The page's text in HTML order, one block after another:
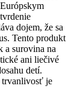
dojem, že sa
Tento produkt
a surovina na
ani liečivé
detí.
trvanlivosť je